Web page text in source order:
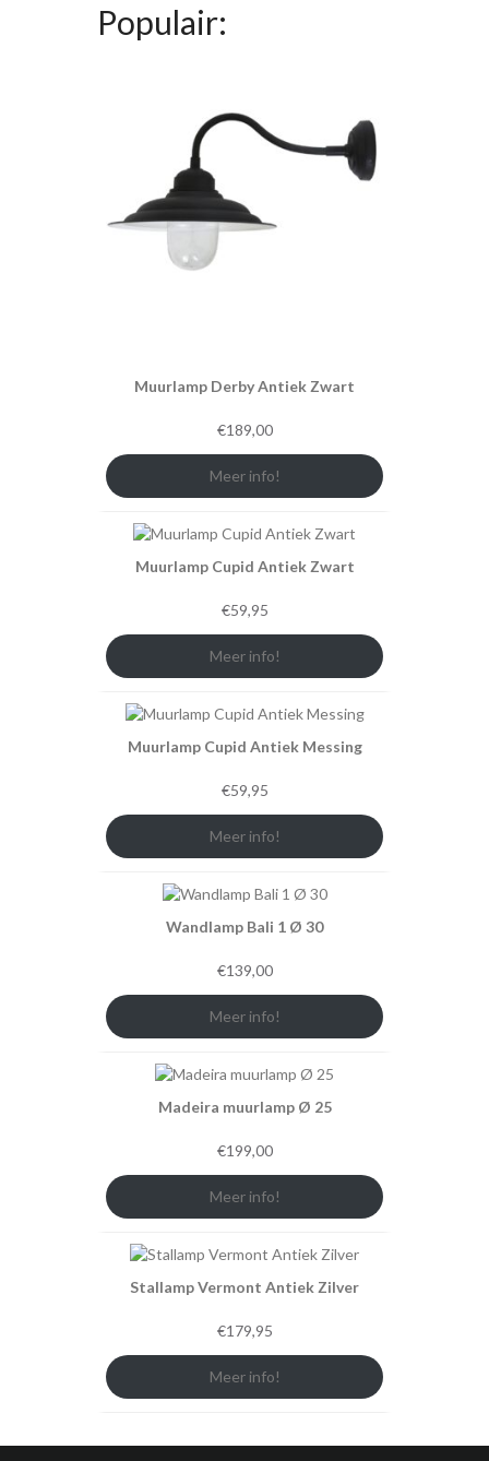
Populair:
Muurlamp Derby Antiek Zwart
€189,00
Meer info!
Muurlamp Cupid Antiek Zwart
€59,95
Meer info!
Muurlamp Cupid Antiek Messing
€59,95
Meer info!
Wandlamp Bali 1 Ø 30
€139,00
Meer info!
Madeira muurlamp Ø 25
€199,00
Meer info!
Stallamp Vermont Antiek Zilver
€179,95
Meer info!